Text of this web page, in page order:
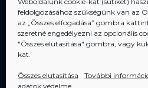
feldolgozásához szükségünk van az
az „Összes elfogadása” gombra
szeretné engedélyezni az opcionális
"Összes elutasítása" gombra, vagy
kat.
Összes elutasítása További
adatok védelme
Tagjai vagyunkAIPP